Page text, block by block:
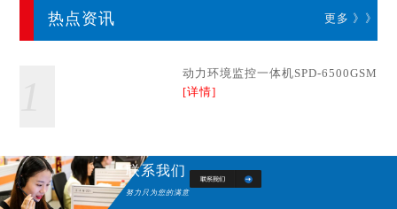
热点资讯 更多 》》
动力环境监控一体机SPD-6500GSM
[详情]
联系我们
努力只为您的满意